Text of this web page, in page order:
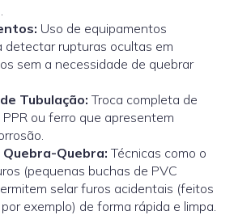
Uso de equipamentos
detectar rupturas ocultas em
sem a necessidade de quebrar
Tubulação: Troca completa de
PPR ou ferro que apresentem
Quebra: Técnicas como o
(pequenas buchas de PVC
selar furos acidentais (feitos
exemplo) de forma rápida e limpa.